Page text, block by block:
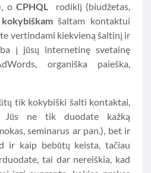
o CPHQL rodiklį (biudžetas,
kokybiškamšaltam kontaktui
vertindami kiekvieną šaltinį ir
į jūsų internetinę svetainę
organiška paieška,
tik kokybiški šalti kontaktai,
ne tik duodate kažką
seminarus ar pan.), bet ir
ir kaip bebūtų keista, tačiau
tai dar nereiškia, kad